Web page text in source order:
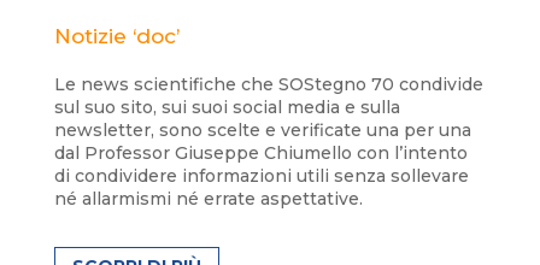
Notizie ‘doc’
Le news scientifiche che SOStegno 70 condivide
sul suo sito, sui suoi social media e sulla
newsletter, sono scelte e verificate una per una
dal Professor Giuseppe Chiumello con l’intento
di condividere informazioni utili senza sollevare
né allarmismi né errate aspettative.